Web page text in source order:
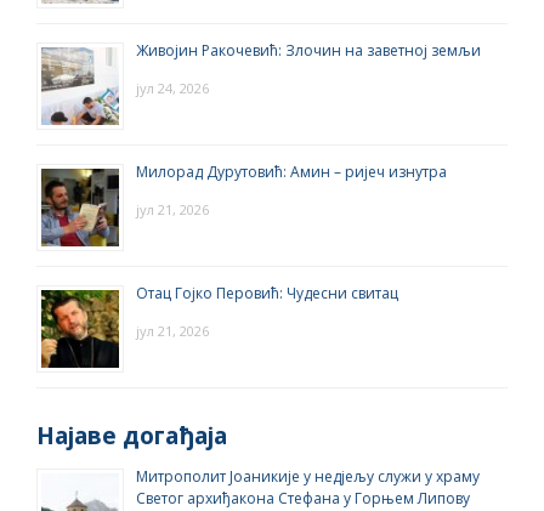
Живојин Ракочевић: Злочин на заветној земљи
јул 24, 2026
Милорад Дурутовић: Амин – ријеч изнутра
јул 21, 2026
Отац Гојко Перовић: Чудесни свитац
јул 21, 2026
Најаве догађаја
Митрополит Јоаникије у недјељу служи у храму
Светог архиђакона Стефана у Горњем Липову